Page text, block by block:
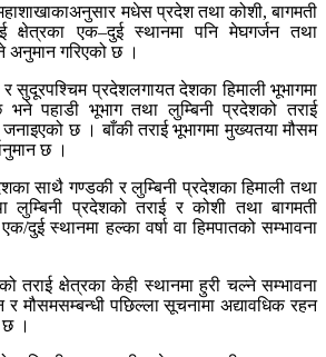
मधेस प्रदेश तथा कोशी, बागमती
क्षेत्रका एक–दुई स्थानमा पनि मेघगर्जन तथा
अनुमान गरिएको छ ।
सुदूरपश्चिम प्रदेशलगायत देशका हिमाली भूभागमा
भने पहाडी भूभाग तथा लुम्बिनी प्रदेशको तराई
छ । बाँकी तराई भूभागमा मुख्यतया मौसम
छ ।
साथै गण्डकी र लुम्बिनी प्रदेशका हिमाली तथा
लुम्बिनी प्रदेशको तराई र कोशी तथा बागमती
दुई स्थानमा हल्का वर्षा वा हिमपातको सम्भावना
तराई क्षेत्रका केही स्थानमा हुरी चल्ने सम्भावना
मौसमसम्बन्धी पछिल्ला सूचनामा अद्यावधिक रहन
छ ।